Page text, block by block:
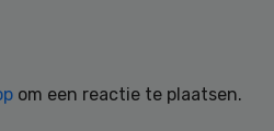
om een reactie te plaatsen.